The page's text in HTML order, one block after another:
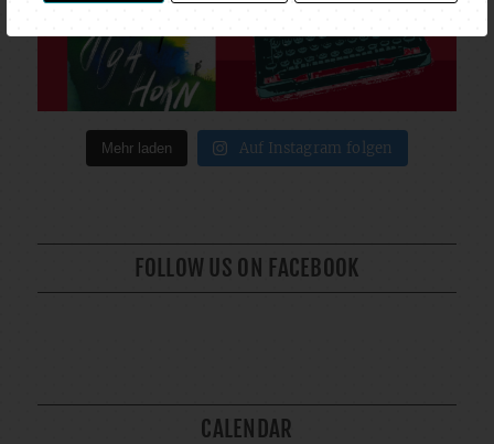
Mehr laden Auf Instagram folgen
FOLLOW US ON FACEBOOK
CALENDAR